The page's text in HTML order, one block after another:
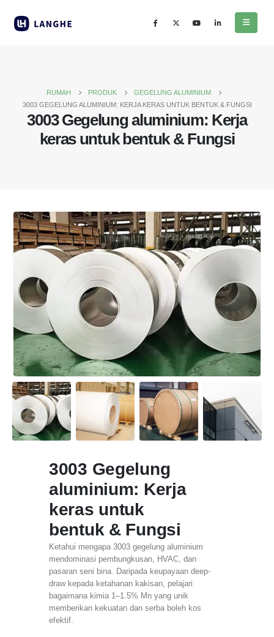
RUMAH PRODUK
GEGELUNG ALUMINIUM
3003 GEGELUNG ALUMINIUM: KERJA KERAS UNTUK BENTUK & FUNGSI
3003 Gegelung aluminium: Kerja
keras untuk bentuk & Fungsi
3003 Gegelung
aluminium: Kerja
keras untuk
bentuk & Fungsi
Ketahui mengapa 3003 gegelung aluminium
mendominasi pembungkusan, HVAC, dan
pasaran seni bina. Daripada keupayaan deep-
draw kepada ketahanan kakisan, pelajari
bagaimana kimia 1–1.5% Mn yang unik
memberikan kekuatan dan serba boleh kos
efektif.